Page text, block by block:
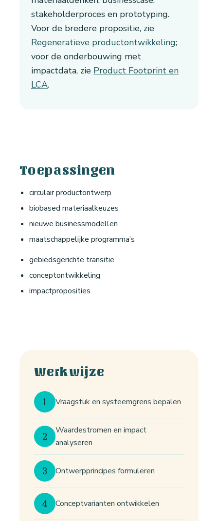
stakeholderproces en prototyping.
Voor de bredere propositie, zie
Regeneratieve productontwikkeling;
voor de onderbouwing met
impactdata, zie Product Footprint en
LCA.
Toepassingen
circulair productontwerp
biobased materiaalkeuzes
nieuwe businessmodellen
maatschappelijke programma’s
gebiedsgerichte transitie
conceptontwikkeling
impactproposities
Werkwijze
1 Vraagstuk en systeemgrens bepalen
2
Waardestromen en impact
analyseren
3 Ontwerpprincipes formuleren
4 Conceptvarianten ontwikkelen